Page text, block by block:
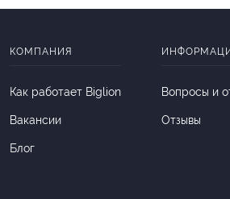
КОМПАНИЯ
Как работает Biglion
Вакансии
Блог
Вопросы и
Отзывы